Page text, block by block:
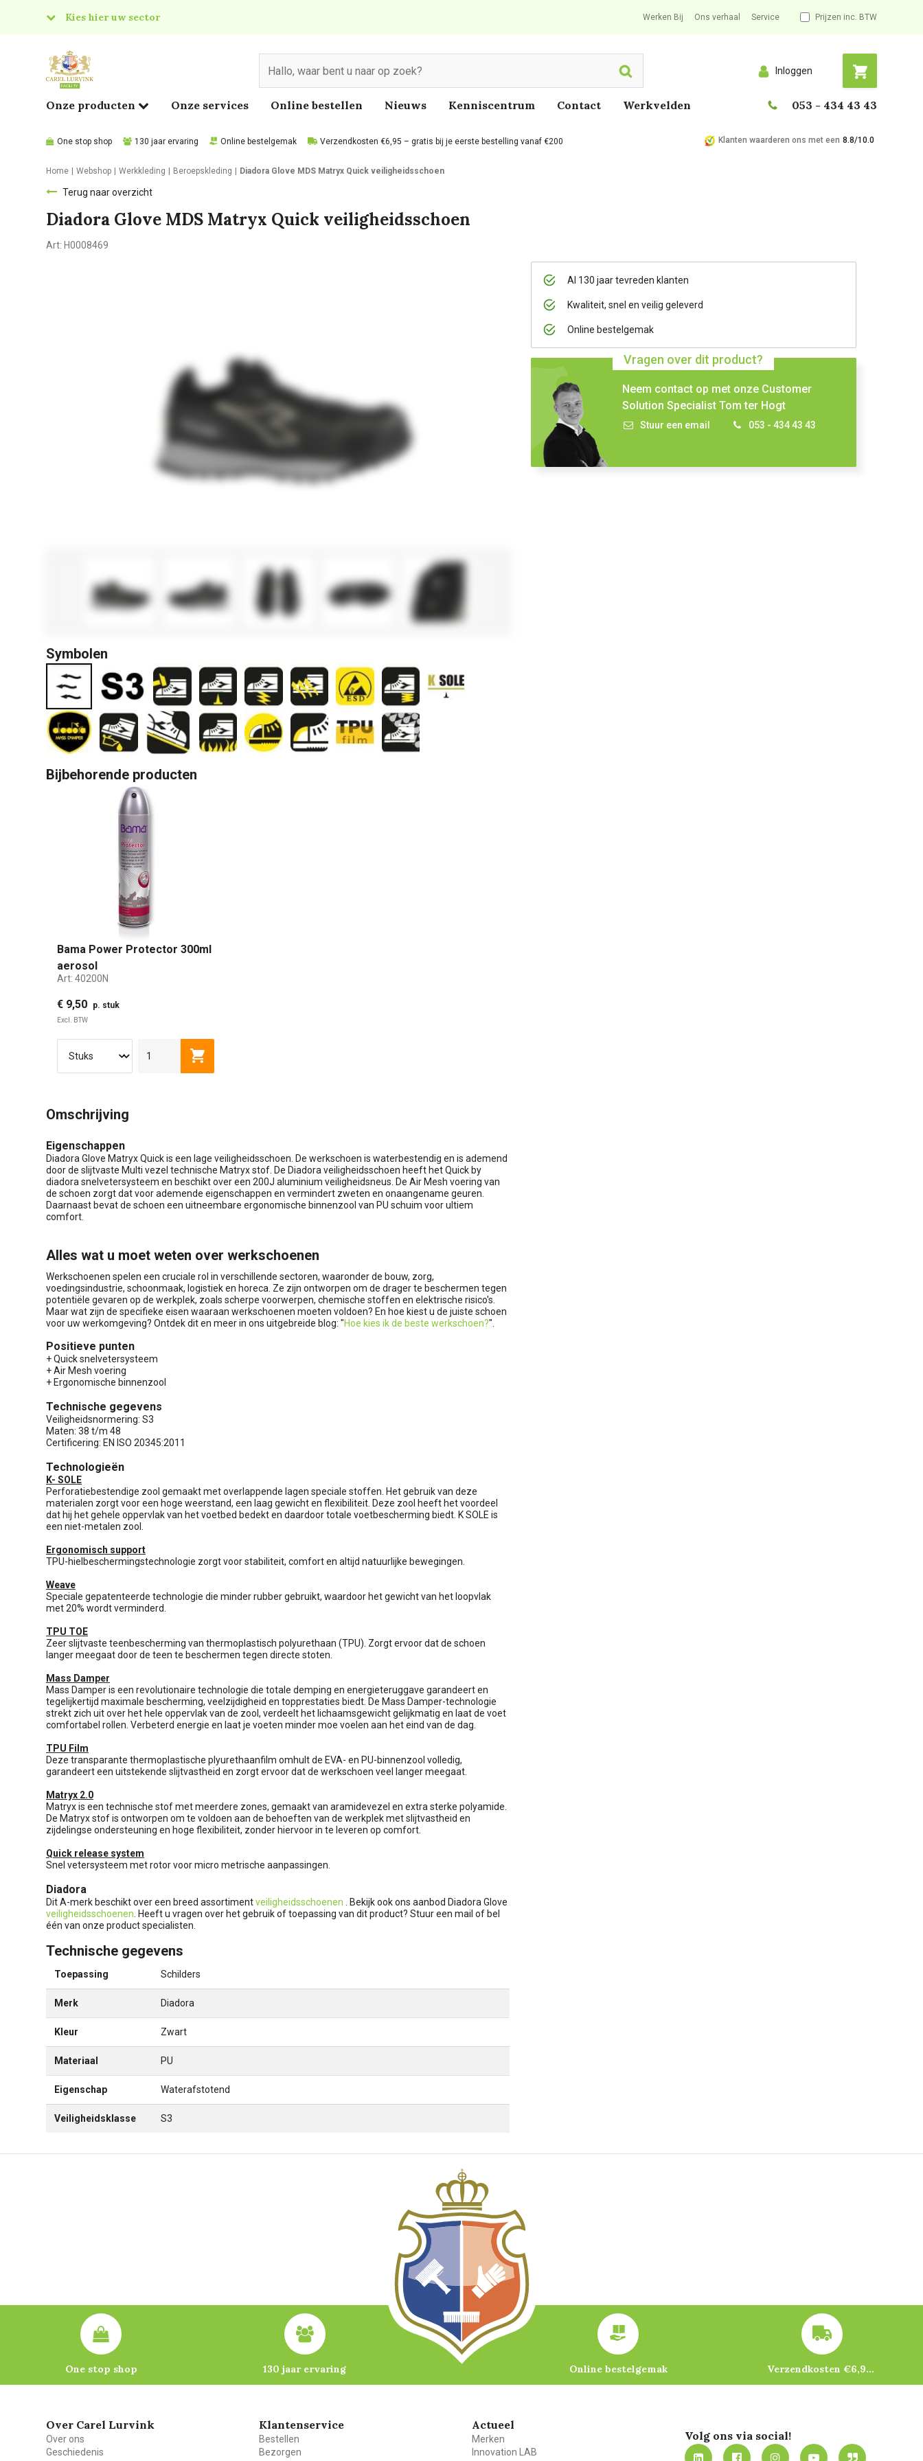
Kies hier uw sector
Food
Werken Bij Ons verhaal Service Prijzen inc. BTW
Search Inloggen
Onze producten Onze services Online bestellen Nieuws Kenniscentrum Contact Werkvelden 053 - 434 43 43
One stop shop 130 jaar ervaring Online bestelgemak Verzendkosten €6,95 – gratis bij je eerste bestelling vanaf €200 Klanten waarderen ons met een 8.8/10.0
Home Webshop Werkkleding Beroepskleding Diadora Glove MDS Matryx Quick veiligheidsschoen
Terug naar overzicht
Diadora Glove MDS Matryx Quick veiligheidsschoen
Art: H0008469
Al 130 jaar tevreden klanten
Kwaliteit, snel en veilig geleverd
Online bestelgemak
Vragen over dit product?
Neem contact op met onze Customer
Solution Specialist Tom ter Hogt
Stuur een email 053 - 434 43 43
Symbolen
Bijbehorende producten
Bama Power Protector 300ml
aerosol
Art: 40200N
€ 9,50 p. stuk
Excl. BTW
Toevoegen aan winkelwagen
Omschrijving
Eigenschappen
Diadora Glove Matryx Quick is een lage veiligheidsschoen. De werkschoen is waterbestendig en is ademend
door de slijtvaste Multi vezel technische Matryx stof. De Diadora veiligheidsschoen heeft het Quick by
diadora snelvetersysteem en beschikt over een 200J aluminium veiligheidsneus. De Air Mesh voering van
de schoen zorgt dat voor ademende eigenschappen en vermindert zweten en onaangename geuren.
Daarnaast bevat de schoen een uitneembare ergonomische binnenzool van PU schuim voor ultiem
comfort.
Alles wat u moet weten over werkschoenen
Werkschoenen spelen een cruciale rol in verschillende sectoren, waaronder de bouw, zorg,
voedingsindustrie, schoonmaak, logistiek en horeca. Ze zijn ontworpen om de drager te beschermen tegen
potentiële gevaren op de werkplek, zoals scherpe voorwerpen, chemische stoffen en elektrische risico's.
Maar wat zijn de specifieke eisen waaraan werkschoenen moeten voldoen? En hoe kiest u de juiste schoen
voor uw werkomgeving? Ontdek dit en meer in ons uitgebreide blog: "Hoe kies ik de beste werkschoen?".
Positieve punten
+ Quick snelvetersysteem
+ Air Mesh voering
+ Ergonomische binnenzool
Technische gegevens
Veiligheidsnormering: S3
Maten: 38 t/m 48
Certificering: EN ISO 20345:2011
Technologieën
K- SOLE
Perforatiebestendige zool gemaakt met overlappende lagen speciale stoffen. Het gebruik van deze
materialen zorgt voor een hoge weerstand, een laag gewicht en flexibiliteit. Deze zool heeft het voordeel
dat hij het gehele oppervlak van het voetbed bedekt en daardoor totale voetbescherming biedt. K SOLE is
een niet-metalen zool.
Ergonomisch support
TPU-hielbeschermingstechnologie zorgt voor stabiliteit, comfort en altijd natuurlijke bewegingen.
Weave
Speciale gepatenteerde technologie die minder rubber gebruikt, waardoor het gewicht van het loopvlak
met 20% wordt verminderd.
TPU TOE
Zeer slijtvaste teenbescherming van thermoplastisch polyurethaan (TPU). Zorgt ervoor dat de schoen
langer meegaat door de teen te beschermen tegen directe stoten.
Mass Damper
Mass Damper is een revolutionaire technologie die totale demping en energieteruggave garandeert en
tegelijkertijd maximale bescherming, veelzijdigheid en topprestaties biedt. De Mass Damper-technologie
strekt zich uit over het hele oppervlak van de zool, verdeelt het lichaamsgewicht gelijkmatig en laat de voet
comfortabel rollen. Verbeterd energie en laat je voeten minder moe voelen aan het eind van de dag.
TPU Film
Deze transparante thermoplastische plyurethaanfilm omhult de EVA- en PU-binnenzool volledig,
garandeert een uitstekende slijtvastheid en zorgt ervoor dat de werkschoen veel langer meegaat.
Matryx 2.0
Matryx is een technische stof met meerdere zones, gemaakt van aramidevezel en extra sterke polyamide.
De Matryx stof is ontworpen om te voldoen aan de behoeften van de werkplek met slijtvastheid en
zijdelingse ondersteuning en hoge flexibiliteit, zonder hiervoor in te leveren op comfort.
Quick release system
Snel vetersysteem met rotor voor micro metrische aanpassingen.
Diadora
Dit A-merk beschikt over een breed assortimentveiligheidsschoenen
. Bekijk ook ons aanbod Diadora Glove
veiligheidsschoenen . Heeft u vragen over het gebruik of toepassing van dit product? Stuur een mail of bel
één van onze product specialisten.
Technische gegevens
Toepassing Schilders
Merk Diadora
Kleur Zwart
Materiaal PU
Eigenschap Waterafstotend
Veiligheidsklasse S3
One stop shop 130 jaar ervaring Online bestelgemak Verzendkosten €6,95 – gratis bij je eerste bestelling vanaf €200
Over Carel Lurvink
Over ons
Geschiedenis
Klantenservice
Bestellen
Bezorgen
Actueel
Merken
Innovation LAB
Volg ons via social!